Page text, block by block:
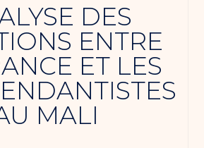
DES
ENTRE
ET LES
MALI